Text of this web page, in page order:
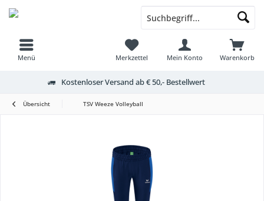
Menü Warenkorb
Merkzettel Mein Konto
Kostenloser Versand ab € 50,- Bestellwert
Übersicht TSV Weeze Volleyball